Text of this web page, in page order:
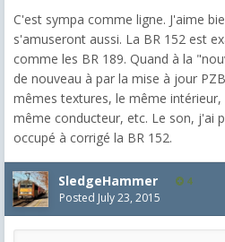
C'est sympa comme ligne. J'aime
s'amuseront aussi. La BR 152 est
comme les BR 189. Quand à la
de nouveau à par la mise à jour
mêmes textures, le même
même conducteur, etc. Le son, j'ai
occupé à corrigé la BR 152.
SledgeHammer 4
Posted July 23, 2015